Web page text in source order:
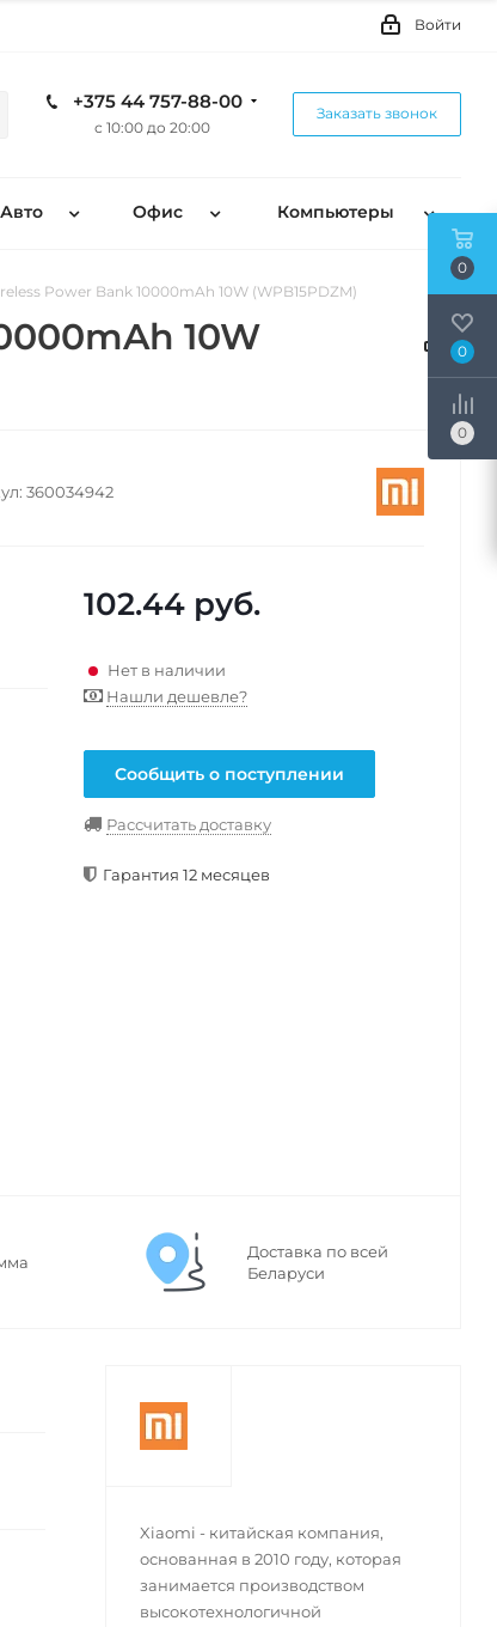
Войти
+375 44 757-88-00
с 10:00 до 20:00
Заказать звонок
Авто Офис Компьютеры
Power Bank 10000mAh 10W (WPB15PDZM)
10W
360034942
102.44 руб.
Нет в наличии
Нашли дешевле?
Сообщить о поступлении
Рассчитать доставку
Гарантия 12 месяцев
Доставка по всей
Беларуси
Xiaomi - китайская компания,
основанная в 2010 году, которая
занимается производством
высокотехнологичной
0
0
0